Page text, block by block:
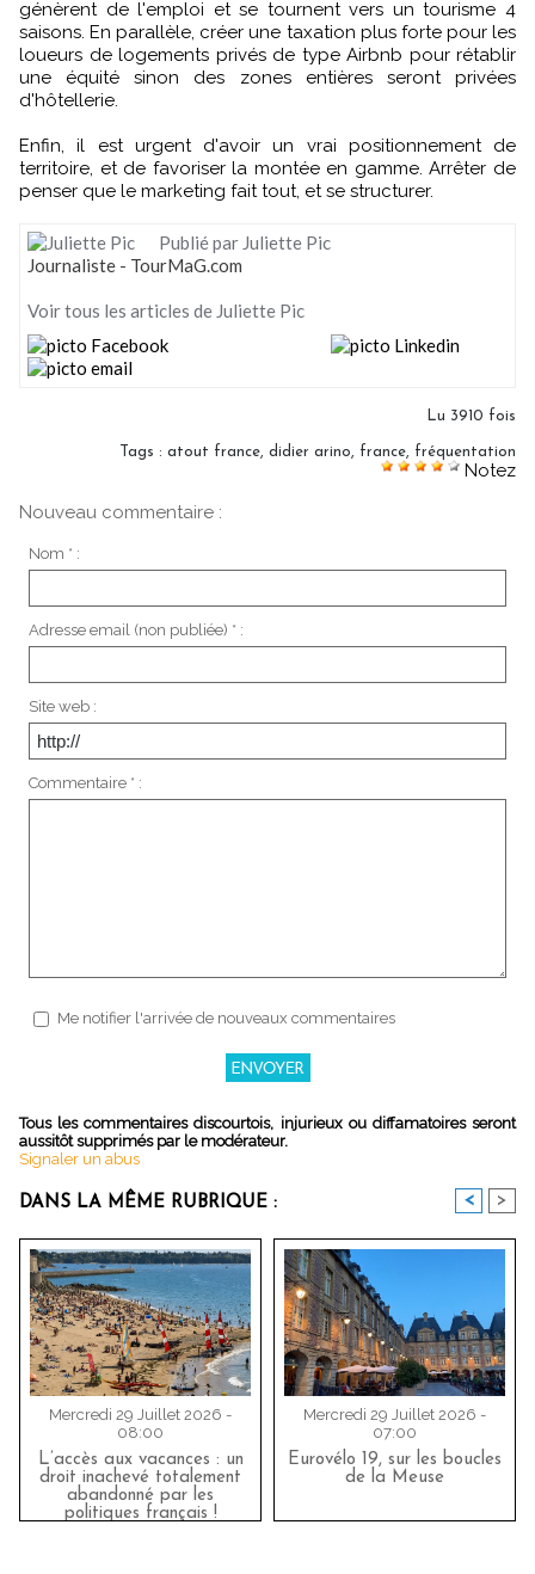
génèrent de l'emploi et se tournent vers un tourisme 4
saisons. En parallèle, créer une taxation plus forte pour les
loueurs de logements privés de type Airbnb pour rétablir
une équité sinon des zones entières seront privées
d'hôtellerie.
Enfin, il est urgent d'avoir un vrai positionnement de
territoire, et de favoriser la montée en gamme. Arrêter de
penser que le marketing fait tout, et se structurer.
Publié par Juliette Pic
Journaliste - TourMaG.com
Voir tous les articles de Juliette Pic
Lu 3910 fois
Tags : atout france didier arino france fréquentation
Notez
Nouveau commentaire :
Nom * :
Adresse email (non publiée) * :
Site web :
Commentaire * :
Me notifier l'arrivée de nouveaux commentaires
Tous les commentaires discourtois, injurieux ou diffamatoires seront
aussitôt supprimés par le modérateur.
Signaler un abus
DANS LA MÊME RUBRIQUE : < >
Mercredi 29 Juillet 2026 -
08:00
L’accès aux vacances : un
droit inachevé totalement
abandonné par les
politiques français !
Mercredi 29 Juillet 2026 -
07:00
Eurovélo 19, sur les boucles
de la Meuse